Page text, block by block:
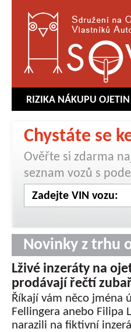
RIZIKA NÁKUPU OJETIN
Chystáte se
Ověřte si zdarma
seznam vozů s
Novinky z trhu
Lživé inzeráty na
prodávají řečtí
Říkají vám něco jména
Fellingera anebo Filipa
narazili na fiktivní